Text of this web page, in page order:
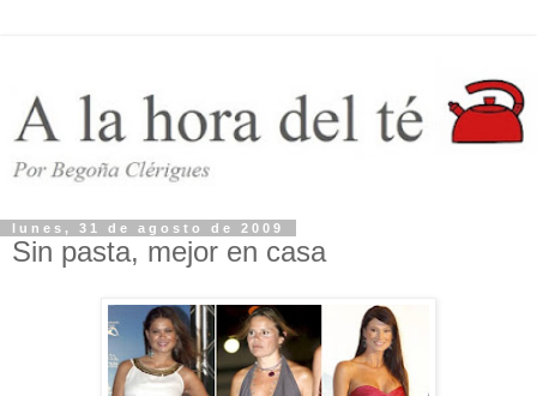
lunes, 31 de agosto de 2009
Sin pasta, mejor en casa